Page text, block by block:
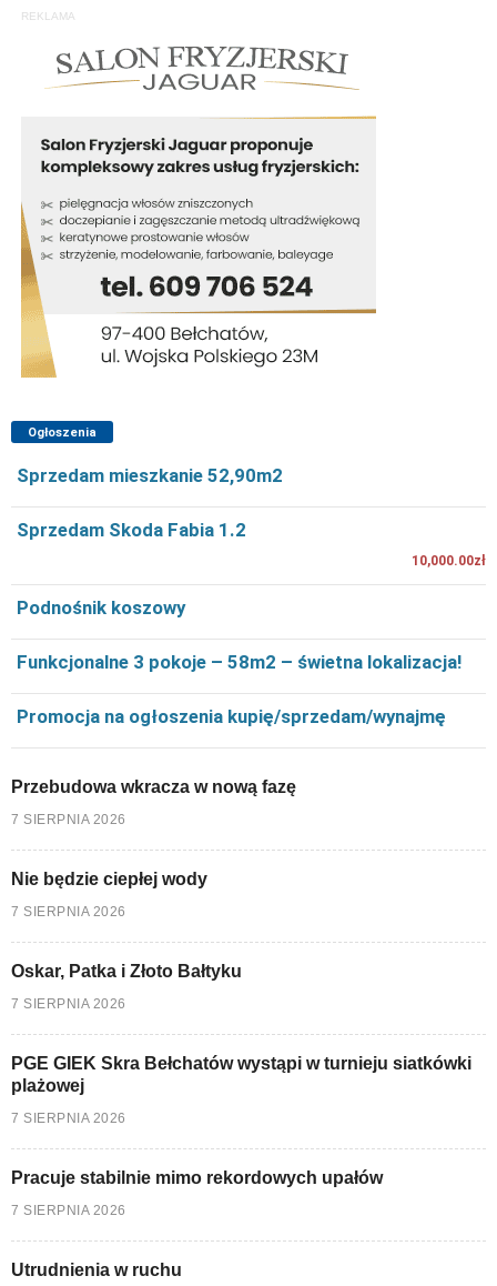
REKLAMA
Ogłoszenia
Sprzedam mieszkanie 52,90m2
Sprzedam Skoda Fabia 1.2
10,000.00zł
Podnośnik koszowy
Funkcjonalne 3 pokoje – 58m2 – świetna lokalizacja!
Promocja na ogłoszenia kupię/sprzedam/wynajmę
Przebudowa wkracza w nową fazę
7 SIERPNIA 2026
Nie będzie ciepłej wody
7 SIERPNIA 2026
Oskar, Patka i Złoto Bałtyku
7 SIERPNIA 2026
PGE GIEK Skra Bełchatów wystąpi w turnieju siatkówki
plażowej
7 SIERPNIA 2026
Pracuje stabilnie mimo rekordowych upałów
7 SIERPNIA 2026
Utrudnienia w ruchu